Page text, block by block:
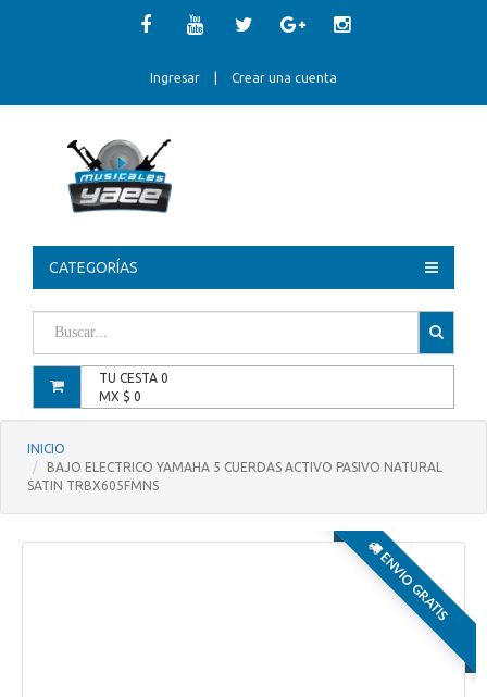
Ingresar Crear una cuenta
CATEGORÍAS
TU CESTA 0
MX $ 0
INICIO
BAJO ELECTRICO YAMAHA 5 CUERDAS ACTIVO PASIVO NATURAL
SATIN TRBX605FMNS
ENVIO GRATIS